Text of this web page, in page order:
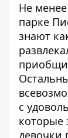
Не
парке
знают
с
которые
девочки